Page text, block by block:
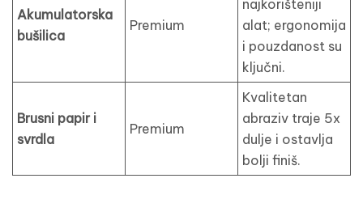
Akumulatorska
bušilica
Premium
najkorišteniji
alat; ergonomija
i pouzdanost su
ključni.
Brusni papir i
svrdla
Premium
Kvalitetan
abraziv traje 5x
dulje i ostavlja
bolji finiš.